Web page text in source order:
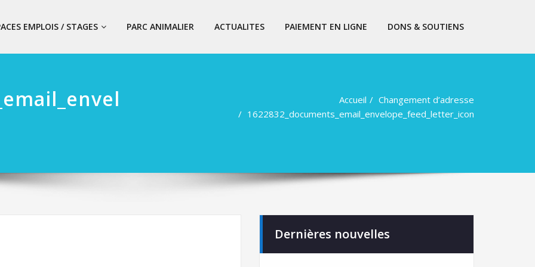
EMPLOIS / STAGES PARC ANIMALIER ACTUALITES PAIEMENT EN LIGNE DONS & SOUTIENS
Accueil
Changement d’adresse
1622832_documents_email_envelope_feed_letter_icon
Dernières nouvelles